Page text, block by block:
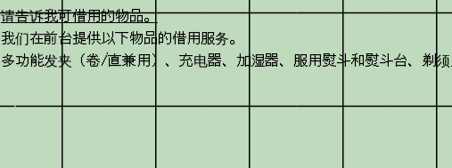
请告诉我可借用的物品。
我们在前台提供以下物品的借用服务。
多功能发夹（卷/直兼用）、充电器、加湿器、服用熨斗和熨斗台、剃须